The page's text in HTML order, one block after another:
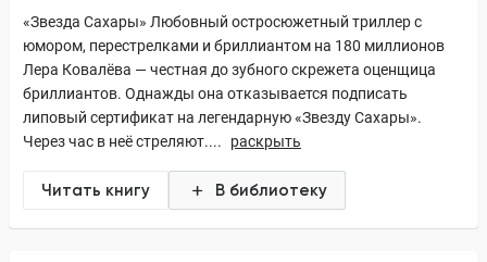
«Звезда Сахары» Любовный остросюжетный триллер с
юмором, перестрелками и бриллиантом на 180 миллионов
Лера Ковалёва — честная до зубного скрежета оценщица
бриллиантов. Однажды она отказывается подписать
липовый сертификат на легендарную «Звезду Сахары».
Через час в неё стреляют....
раскрыть
Читать книгу В библиотеку